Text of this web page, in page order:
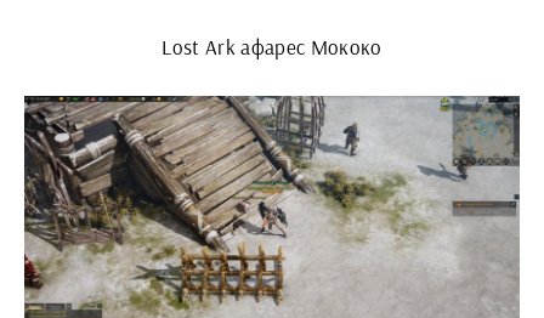
Lost Ark афарес Мококо